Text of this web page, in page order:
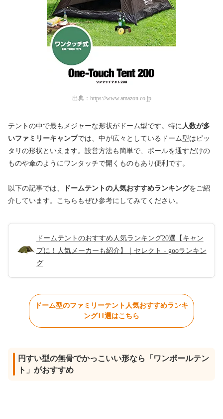
出典： https://www.amazon.co.jp
テントの中で最もメジャーな形状がドーム型です。特に 人数が多
いファミリーキャンプでは、中が広々としているドーム型はピッ
タリの形状といえます。設営方法も簡単で、ポールを通すだけの
ものや傘のようにワンタッチで開くものもあり便利です。
以下の記事では、 ドームテントの人気おすすめランキングをご紹
介しています。こちらもぜひ参考にしてみてください。
ドームテントのおすすめ人気ランキング20選【キャン
プに！人気メーカーも紹介】｜セレクト - gooランキン
グ
ドーム型のファミリーテント人気おすすめランキ
ング11選はこちら
円すい型の無骨でかっこいい形なら「ワンポールテン
ト」がおすすめ